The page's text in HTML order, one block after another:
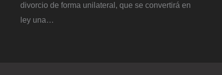
divorcio de forma unilateral, que se convertirá en
ley una…